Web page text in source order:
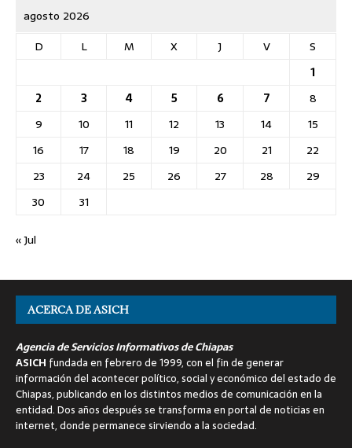
agosto 2026
D
L M X J V
S
1
2
3 4 5 6 7
8
9
10 11 12 13 14
15
16
17 18 19 20 21
22
23
24 25 26 27 28
29
30
31
« Jul
ACERCA DE ASICH
Agencia de Servicios Informativos de Chiapas
ASICH fundada en febrero de 1999, con el fin de generar
información del acontecer político, social y económico del estado de
Chiapas, publicando en los distintos medios de comunicación en la
entidad. Dos años después se transforma en portal de noticias en
internet, donde permanece sirviendo a la sociedad.